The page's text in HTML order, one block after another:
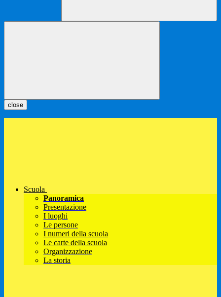
close
Scuola
Panoramica
Presentazione
I luoghi
Le persone
I numeri della scuola
Le carte della scuola
Organizzazione
La storia